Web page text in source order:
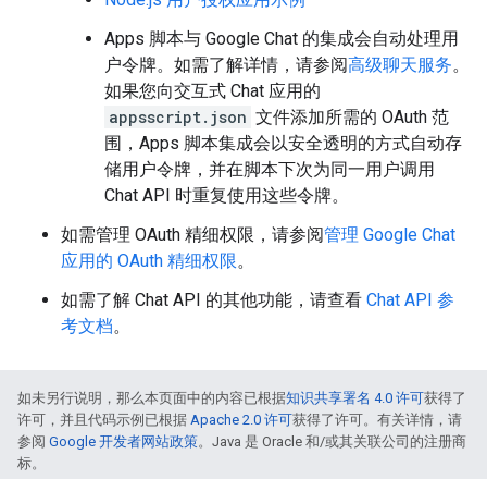
Apps 脚本与 Google Chat 的集成会自动处理用
户令牌。如需了解详情，请参阅高级聊天服务。
如果您向交互式 Chat 应用的
appsscript.json 文件添加所需的 OAuth 范
围，Apps 脚本集成会以安全透明的方式自动存
储用户令牌，并在脚本下次为同一用户调用
Chat API 时重复使用这些令牌。
如需管理 OAuth 精细权限，请参阅管理 Google Chat
应用的 OAuth 精细权限。
如需了解 Chat API 的其他功能，请查看 Chat API 参
考文档。
如未另行说明，那么本页面中的内容已根据知识共享署名 4.0 许可获得了
许可，并且代码示例已根据 Apache 2.0 许可获得了许可。有关详情，请
参阅 Google 开发者网站政策。Java 是 Oracle 和/或其关联公司的注册商
标。